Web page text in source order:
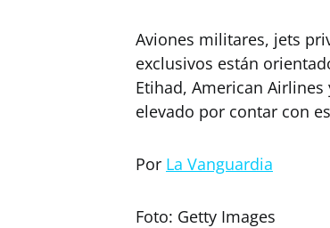
Aviones militares, jets
exclusivos están
Etihad, American
elevado por contar con
Por La Vanguardia
Foto: Getty Images